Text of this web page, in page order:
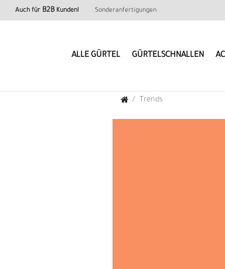
Auch für B2B Kunden! Sonderanfertigungen
ALLE GÜRTEL GÜRTELSCHNALLEN
Trends